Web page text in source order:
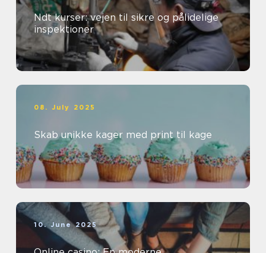
Ndt kurser: vejen til sikre og pålidelige
inspektioner
08. July 2025
Skab unikke kager med print til kage
10. June 2025